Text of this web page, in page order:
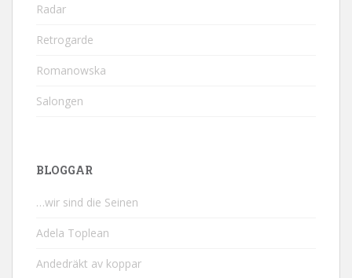
Radar
Retrogarde
Romanowska
Salongen
BLOGGAR
…wir sind die Seinen
Adela Toplean
Andedräkt av koppar